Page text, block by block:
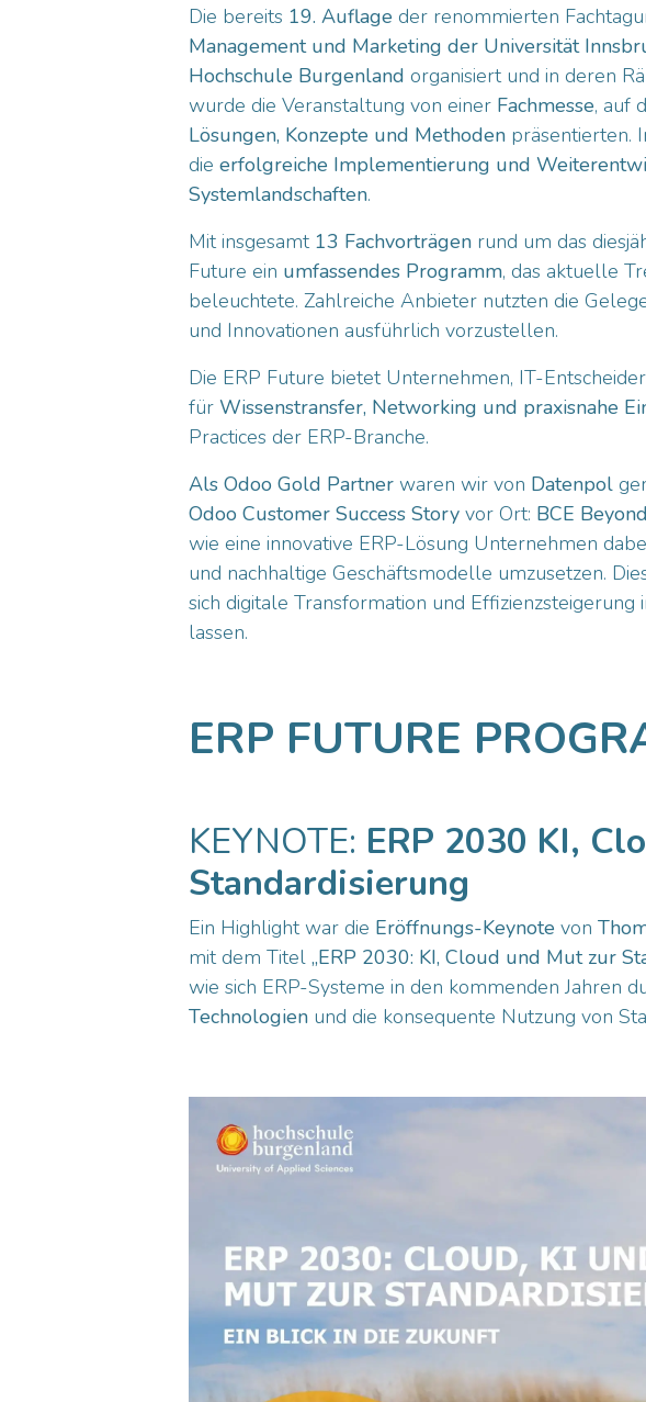
Die bereits 19. Auflage der renommierten
Management und Marketing der Universität
Hochschule Burgenland organisiert und in deren
wurde die Veranstaltung von einer Fachmesse, auf
Lösungen, Konzepte und Methoden präsentierten.
die erfolgreiche Implementierung und
Systemlandschaften.
Mit insgesamt 13 Fachvorträgen rund um das
Future ein umfassendes Programm, das aktuelle
beleuchtete. Zahlreiche Anbieter nutzten die
und Innovationen ausführlich vorzustellen.
Die ERP Future bietet Unternehmen, IT-
für Wissenstransfer, Networking und praxisnahe
Practices der ERP-Branche.
Als Odoo Gold Partner waren wir von Datenpol
Odoo Customer Success Story vor Ort: BCE
wie eine innovative ERP-Lösung Unternehmen
und nachhaltige Geschäftsmodelle umzusetzen.
sich digitale Transformation und
lassen.
ERP FUTURE
KEYNOTE: ERP 2030 KI,
Standardisierung
Ein Highlight war die Eröffnungs-Keynote von
mit dem Titel „ERP 2030: KI, Cloud und Mut zur
wie sich ERP-Systeme in den kommenden Jahren
Technologien und die konsequente Nutzung von